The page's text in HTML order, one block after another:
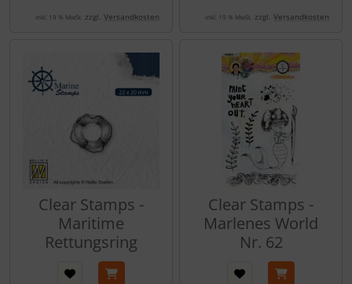
inkl. 19 % MwSt. zzgl. Versandkosten inkl. 19 % MwSt. zzgl. Versandkosten
Clear Stamps -
Maritime
Rettungsring
Clear Stamps -
Marlenes World
Nr. 62